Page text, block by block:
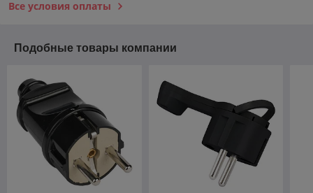
Все условия оплаты
Подобные товары компании